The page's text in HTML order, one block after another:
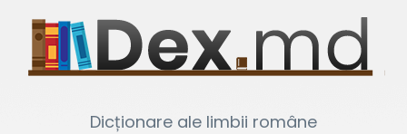
Dicționare ale limbii române